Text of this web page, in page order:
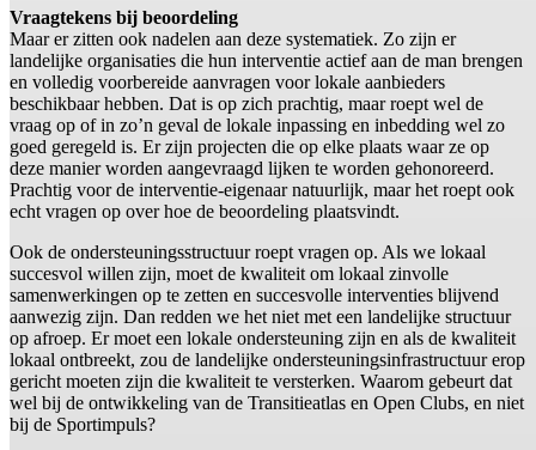
Vraagtekens bij beoordeling
Maar er zitten ook nadelen aan deze systematiek. Zo zijn er
landelijke organisaties die hun interventie actief aan de man brengen
en volledig voorbereide aanvragen voor lokale aanbieders
beschikbaar hebben. Dat is op zich prachtig, maar roept wel de
vraag op of in zo’n geval de lokale inpassing en inbedding wel zo
goed geregeld is. Er zijn projecten die op elke plaats waar ze op
deze manier worden aangevraagd lijken te worden gehonoreerd.
Prachtig voor de interventie-eigenaar natuurlijk, maar het roept ook
echt vragen op over hoe de beoordeling plaatsvindt.
Ook de ondersteuningsstructuur roept vragen op. Als we lokaal
succesvol willen zijn, moet de kwaliteit om lokaal zinvolle
samenwerkingen op te zetten en succesvolle interventies blijvend
aanwezig zijn. Dan redden we het niet met een landelijke structuur
op afroep. Er moet een lokale ondersteuning zijn en als de kwaliteit
lokaal ontbreekt, zou de landelijke ondersteuningsinfrastructuur erop
gericht moeten zijn die kwaliteit te versterken. Waarom gebeurt dat
wel bij de ontwikkeling van de Transitieatlas en Open Clubs, en niet
bij de Sportimpuls?